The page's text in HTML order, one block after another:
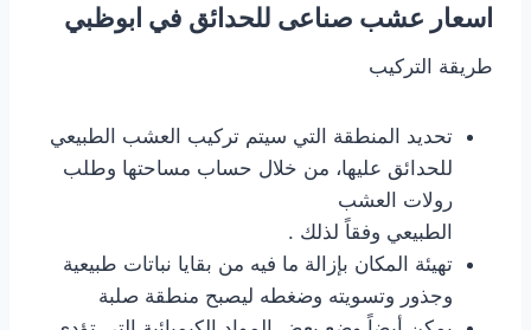
اسعار عشب صناعى للحدائق في ابوظبي
طريقة التركيب
تحديد المنطقة التي سيتم تركيب العشب الطبيعي
للحدائق عليها، من خلال حساب مساحتها وطلب
رولات العشب
الطبيعي وفقاً لذلك .
تهيئة المكان بإزالة ما فيه من بقايا نباتات طبيعية
وجذور وتسويته وضغطه ليصبح منطقة صلبة